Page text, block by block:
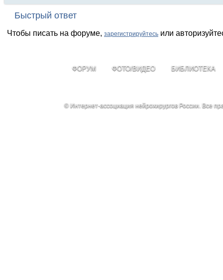
Быстрый ответ
Чтобы писать на форуме, зарегистрируйтесь или
ФОРУМ ФОТО/ВИДЕО БИБЛИОТЕКА
© Интернет-ассоциация нейрохирургов России. Все